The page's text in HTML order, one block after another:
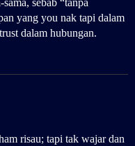
sebab “tanpa
yang you nak tapi dalam
dalam hubungan.
risau; tapi tak wajar dan